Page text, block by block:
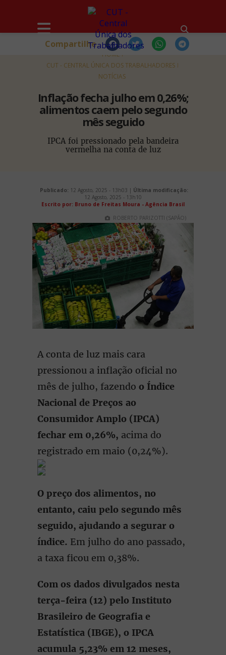
HOME
CUT - CENTRAL ÚNICA DOS TRABALHADORES
NOTÍCIAS
Inflação fecha julho em 0,26%;
alimentos caem pelo segundo
mês seguido
IPCA foi pressionado pela bandeira
vermelha na conta de luz
Compartilhe
Publicado: 12 Agosto, 2025 - 13h03 | Última modificação:
12 Agosto, 2025 - 13h10
Escrito por: Bruno de Freitas Moura - Agência Brasil
ROBERTO PARIZOTTI (SAPÃO)
A conta de luz mais cara
pressionou a inflação oficial no
mês de julho, fazendo o Índice
Nacional de Preços ao
Consumidor Amplo (IPCA)
fechar em 0,26%, acima do
registrado em maio (0,24%).
O preço dos alimentos, no
entanto, caiu pelo segundo mês
seguido, ajudando a segurar o
índice. Em julho do ano passado,
a taxa ficou em 0,38%.
Com os dados divulgados nesta
terça-feira (12) pelo Instituto
Brasileiro de Geografia e
Estatística (IBGE), o IPCA
acumula 5,23% em 12 meses,